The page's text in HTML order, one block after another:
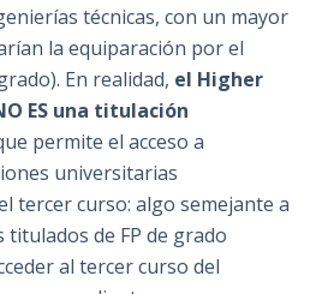
técnicas, con un mayor
la equiparación por el
En realidad, el Higher
ES una titulación
permite el acceso a
universitarias
tercer curso: algo semejante a
de FP de grado
al tercer curso del